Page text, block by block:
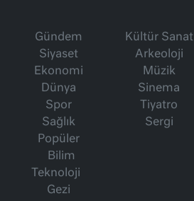
Gündem
Siyaset
Ekonomi
Dünya
Spor
Sağlık
Popüler
Bilim
Teknoloji
Gezi
Kültür Sanat
Arkeoloji
Müzik
Sinema
Tiyatro
Sergi